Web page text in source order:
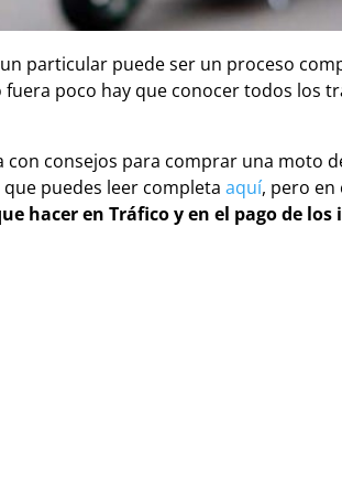
particular puede ser un proceso
poco hay que conocer todos los
con consejos para comprar una moto
puedes leer completa aquí, pero en
hacer en Tráfico y en el pago de